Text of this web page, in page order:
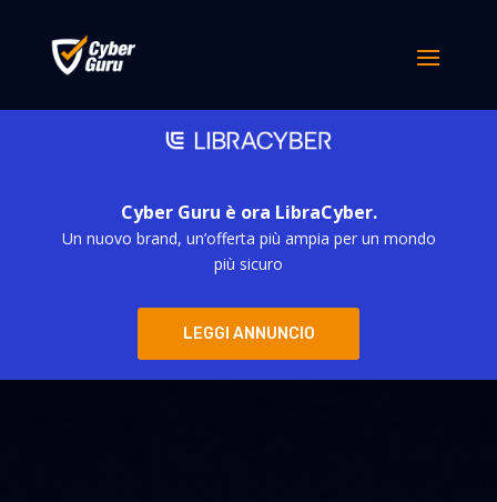
Cyber Guru è ora LibraCyber.
Un nuovo brand, un’offerta più ampia per un mondo
più sicuro
LEGGI ANNUNCIO